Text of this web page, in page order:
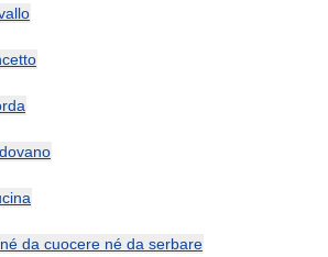
da cuocere né da serbare